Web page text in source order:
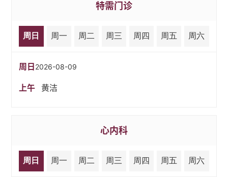
特需门诊
周日 周一 周二 周三 周四 周五 周六
周日 2026-08-09
上午 黄洁
心内科
周日 周一 周二 周三 周四 周五 周六